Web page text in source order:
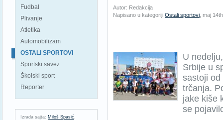
Fudbal
Plivanje
Atletika
Automobilizam
OSTALI SPORTOVI
Sportski savez
Školski sport
Reporter
Izrada sajta: Miloš Spasić .
Autor: Redakcija
Napisano u kategoriji Ostali sportovi maj
U
Srbije u
sastoji od
trčanja.
jake kiše
se